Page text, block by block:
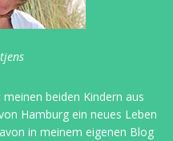
beiden Kindern aus
Hamburg ein neues Leben
in meinem eigenen Blog